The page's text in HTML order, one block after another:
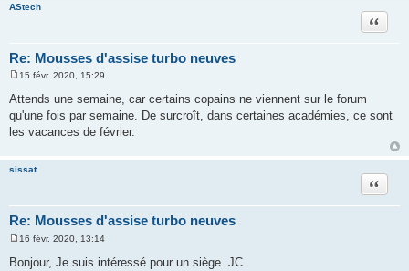
AStech
Re: Mousses d'assise turbo neuves
Citation
e
s
s
g
15 févr. 2020, 15:29
Attends une semaine, car certains copains ne viennent sur le forum
qu'une fois par semaine. De surcroît, dans certaines académies, ce sont
les vacances de février.
sissat
Re: Mousses d'assise turbo neuves
Citation
s
16 févr. 2020, 13:14
Bonjour, Je suis intéressé pour un siège. JC